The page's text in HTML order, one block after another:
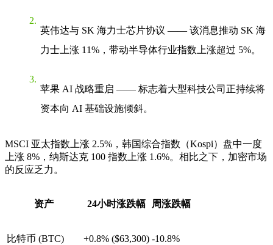
英伟达与 SK 海力士芯片协议 —— 该消息推动 SK 海
力士上涨 11%，带动半导体行业指数上涨超过 5%。
苹果 AI 战略重启 —— 标志着大型科技公司正持续将
资本向 AI 基础设施倾斜。
MSCI 亚太指数上涨 2.5%，韩国综合指数（Kospi）盘中一度
上涨 8%，纳斯达克 100 指数上涨 1.6%。相比之下，加密市场
的反应乏力。
资产 24小时涨跌幅 周涨跌幅
比特币 (BTC) +0.8% ($63,300) -10.8%